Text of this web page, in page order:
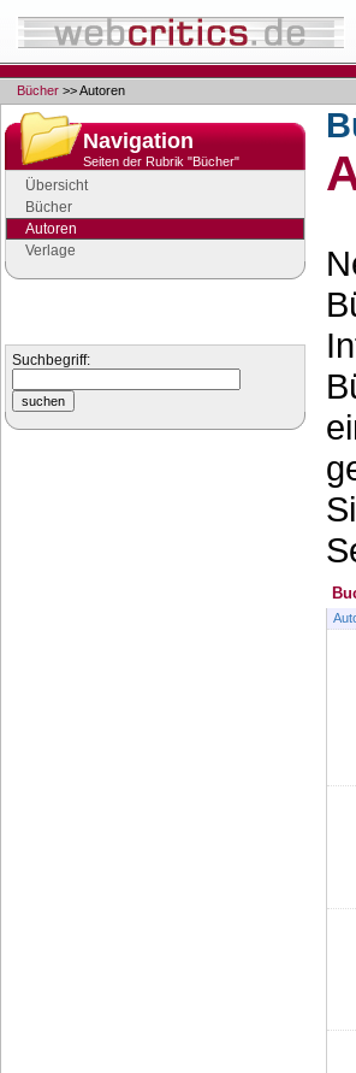
Bücher >> Autoren
Navigation
Seiten der Rubrik "Bücher"
Übersicht
Bücher
Autoren
Verlage
Suchbegriff: